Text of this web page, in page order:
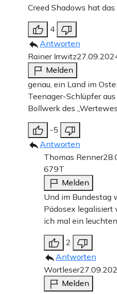
Creed Shadows hat
4
Antworten
Rainer Irrwitz
Melden
genau, ein Land im
Teenager-Schlüpfer
Bollwerk des
-5
Antworten
Thomas Renner
679T
Melden
Und im Bundestag
Pädosex
ich mal ein
2
Antworten
Wortleser
Melden